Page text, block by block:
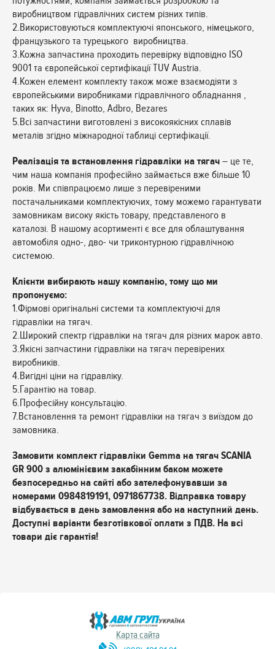
виробництвом гідравлічних систем різних типів.
2.Використовуються комплектуючі японського, німецького,
французького та турецького виробництва.
3.Кожна запчастина проходить перевірку відповідно ISO
9001 та європейської сертифікації TUV Austria.
4.Кожен елемент комплекту також може взаємодіяти з
європейськими виробниками гідравлічного обладнання ,
таких як: Hyva, Binotto, Adbro, Bezares
5.Всі запчастини виготовлені з високоякісних сплавів
металів згідно міжнародної таблиці сертифікації.
Реалізація та встановлення гідравліки на тягач – це те,
чим наша компанія професійно займається вже більше 10
років. Ми співпрацюємо лише з перевіреними
постачальниками комплектуючих, тому можемо гарантувати
замовникам високу якість товару, представленого в
каталозі. В нашому асортименті є все для облаштування
автомобіля одно-, дво- чи триконтурною гідравлічною
системою.
Клієнти вибирають нашу компанію, тому що ми
пропонуємо:
1.Фірмові оригінальні системи та комплектуючі для
гідравліки на тягач.
2.Широкий спектр гідравліки на тягач для різних марок авто.
3.Якісні запчастини гідравліки на тягач перевірених
виробників.
4.Вигідні ціни на гідравліку.
5.Гарантію на товар.
6.Професійну консультацію.
7.Встановлення та ремонт гідравліки на тягач з виїздом до
замовника.
Замовити комплект гідравліки Gemma на тягач SCANIA
GR 900 з алюмінієвим закабінним баком можете
безпосередньо на сайті або зателефонувавши за
номерами 0984819191, 0971867738. Відправка товару
відбувається в день замовлення або на наступний день.
Доступні варіанти безготівкової оплати з ПДВ. На всі
товари діє гарантія!
Карта сайта